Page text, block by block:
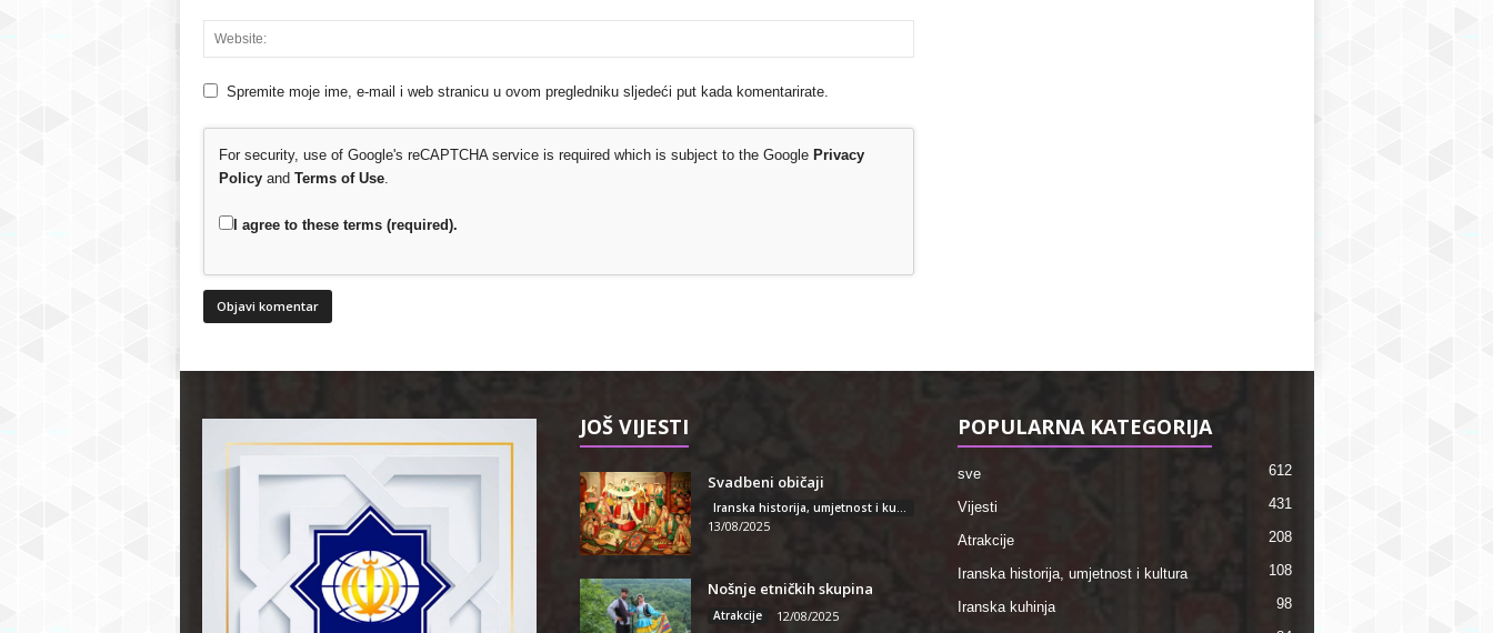
Spremite moje ime, e-mail i web stranicu u ovom pregledniku sljedeći put kada komentarirate.
For security, use of Google's reCAPTCHA service is required which is subject to the Google Privacy
Policyand Terms of Use.
I agree to these terms (required).
JOŠ VIJESTI
Svadbeni običaji
Iranska historija, umjetnost i kultura
13/08/2025
Nošnje etničkih skupina
Atrakcije 12/08/2025
POPULARNA KATEGORIJA
sve 612
Vijesti 431
Atrakcije 208
Iranska historija, umjetnost i kultura 108
Iranska kuhinja 98